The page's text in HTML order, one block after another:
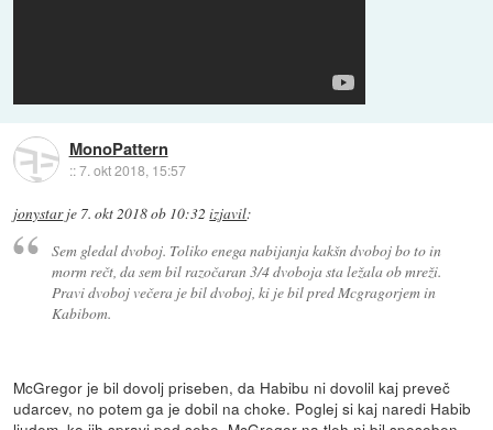
MonoPattern
::7. okt 2018, 15:57
jonystarje 7. okt 2018 ob 10:32 izjavil:
Sem gledal dvoboj. Toliko enega nabijanja kakšn dvoboj bo to in
morm rečt, da sem bil razočaran 3/4 dvoboja sta ležala ob mreži.
Pravi dvoboj večera je bil dvoboj, ki je bil pred Mcgragorjem in
Kabibom.
McGregor je bil dovolj priseben, da Habibu ni dovolil kaj preveč
udarcev, no potem ga je dobil na choke. Poglej si kaj naredi Habib